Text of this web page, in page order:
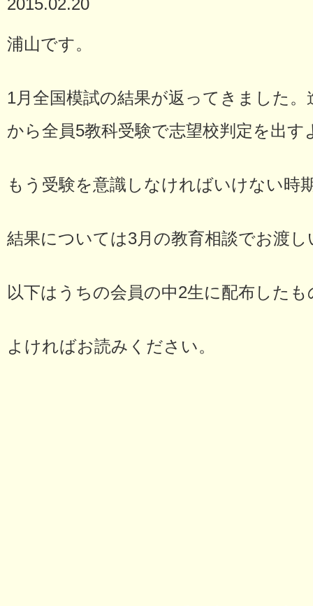
2015.02.20
浦山です。
1月全国模試の結果が返ってきました
から全員5教科受験で志望校判定を出
もう受験を意識しなければいけない時
結果については3月の教育相談でお渡
以下はうちの会員の中2生に配布した
よければお読みください。